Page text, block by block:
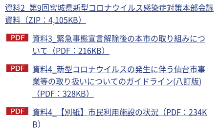
資料2_第9回宮城県新型コロナウイルス感染症対策本部会議
資料（ZIP：4,105KB）
資料3_緊急事態宣言解除後の本市の取り組みにつ
いて（PDF：216KB）
資料4_新型コロナウイルスの発生に伴う仙台市事
業等の取り扱いについてのガイドライン(八訂版)
（PDF：328KB）
資料4_【別紙】市民利用施設の状況（PDF：234K
B）